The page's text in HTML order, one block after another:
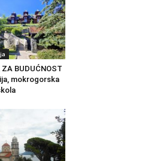
ZA BUDUĆNOST
mokrogorska